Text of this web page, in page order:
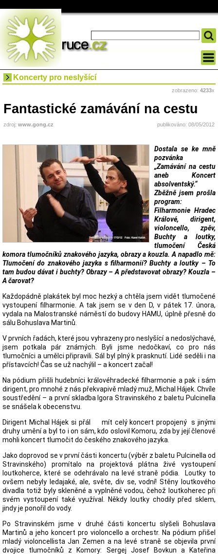
Koncerty pro neslyšící
zobrazeno: 4233x
Fantastické zamávání na cestu
zdroj: www.gong.cz publikováno: 08/05/2012
Dostala se ke mně
pozvánka
„Zamávání na cestu
aneb Koncert
absolventský.“
Zběžně jsem prošla
program:
Filharmonie Hradec
Králové, dirigent,
violoncello, zpěv,
Buchty a loutky,
tlumočení Česká
komora tlumočníků znakového jazyka, obrazy a kouzla. A napadlo mě:
Tlumočení do znakového jazyka s filharmonií? Buchty a loutky – To
tam budou dávat i buchty? Obrazy – A představovat obrazy? Kouzla –
A čarovat?
Každopádně plakátek byl moc hezký a chtěla jsem vidět tlumočené
vystoupení filharmonie. A tak jsem se v den D, v pátek 17. února,
vydala na Malostranské náměstí do budovy HAMU, úplně přesně do
sálu Bohuslava Martinů.
V prvních řadách, které jsou vyhrazeny pro neslyšící a nedoslýchavé,
jsem potkala pár známých. Byli jsme nedočkaví, co pro nás
tlumočníci a umělci připravili. Sál byl plný k prasknutí. Lidé seděli i na
přístavcích! Čas se už nachýlil – a koncert začal!
Na pódium přišli hudebníci královéhradecké filharmonie a pak i sám
dirigent, pro mnohé z nás překvapivě mladý muž, Michal Hájek. Chvíle
soustředění – a první skladba Igora Stravinského z baletu Pulcinella
se snášela k obecenstvu.
Dirigent Michal Hájek si přál mít celý koncert propojený s jinými
druhy umění a byl to i on sám, kdo oslovil Komoru, zda by její členové
mohli koncert tlumočit do českého znakového jazyka.
Jako doprovod se v první části koncertu (výběr z baletu Pulcinella od
Stravinského) promítalo na projektová plátna živé vystoupení
loutkoherce, které se odehrávalo na levé straně pódia. Loutky to
ovšem nebyly ledajaké, ale, světe, div se, vodní! Stěny loutkového
divadla totiž byly skleněné a vyplněné vodou, čehož loutkoherec při
svém vystoupení také využíval. Někdy loutky chodily před sklem,
jindy je ponořil do vody.
Po Stravinském jsme v druhé části koncertu slyšeli Bohuslava
Martinů a jeho koncert pro violoncello a orchestr. Na pódium přišel
mladý violoncellista Jan Zemen a na levé straně se objevila první
dvojice tlumočníků z Komory: Sergej Josef Bovkun a Kateřina